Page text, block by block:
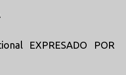
EXPRESADO POR